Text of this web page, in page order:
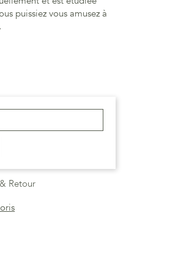
puissiez vous amusez à
Retour